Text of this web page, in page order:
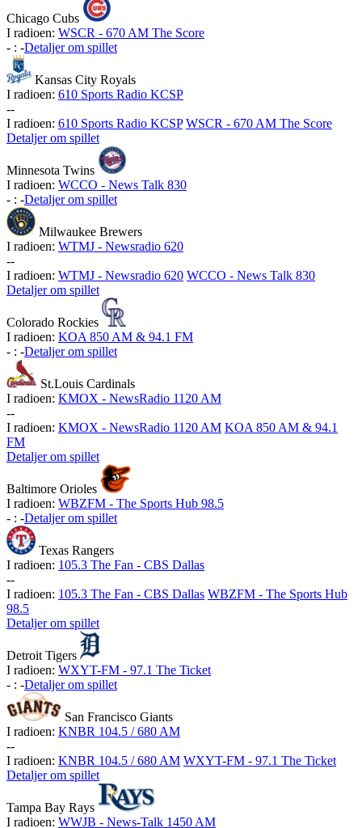
Chicago Cubs
I radioen: WSCR - 670 AM The Score
- : -Detaljer om spillet
Kansas City Royals
I radioen: 610 Sports Radio KCSP
--
I radioen: 610 Sports Radio KCSP WSCR - 670 AM The Score
Detaljer om spillet
Minnesota Twins
I radioen: WCCO - News Talk 830
- : -Detaljer om spillet
Milwaukee Brewers
I radioen: WTMJ - Newsradio 620
--
I radioen: WTMJ - Newsradio 620 WCCO - News Talk 830
Detaljer om spillet
Colorado Rockies
I radioen: KOA 850 AM & 94.1 FM
- : -Detaljer om spillet
St.Louis Cardinals
I radioen: KMOX - NewsRadio 1120 AM
--
I radioen: KMOX - NewsRadio 1120 AM KOA 850 AM & 94.1
FM
Detaljer om spillet
Baltimore Orioles
I radioen: WBZFM - The Sports Hub 98.5
- : -Detaljer om spillet
Texas Rangers
I radioen: 105.3 The Fan - CBS Dallas
--
I radioen: 105.3 The Fan - CBS Dallas WBZFM - The Sports Hub
98.5
Detaljer om spillet
Detroit Tigers
I radioen: WXYT-FM - 97.1 The Ticket
- : -Detaljer om spillet
San Francisco Giants
I radioen: KNBR 104.5 / 680 AM
--
I radioen: KNBR 104.5 / 680 AM WXYT-FM - 97.1 The Ticket
Detaljer om spillet
Tampa Bay Rays
I radioen: WWJB - News-Talk 1450 AM